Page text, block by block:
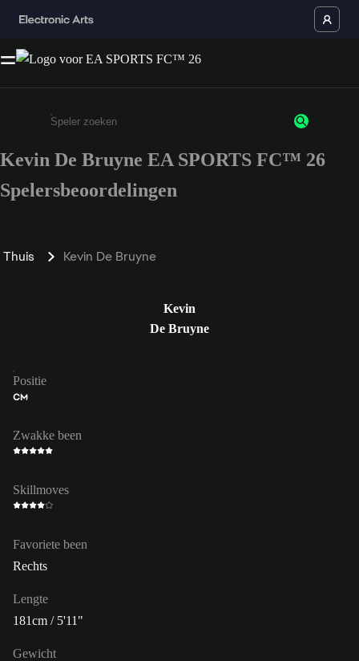
Enter a minimum of 3 characters or numbers
Kevin De Bruyne EA SPORTS FC™ 26
Spelersbeoordelingen
Thuis Kevin De Bruyne
Kevin
De Bruyne
Positie
CM
Zwakke been
Skillmoves
Favoriete been
Rechts
Lengte
181cm / 5'11"
Gewicht